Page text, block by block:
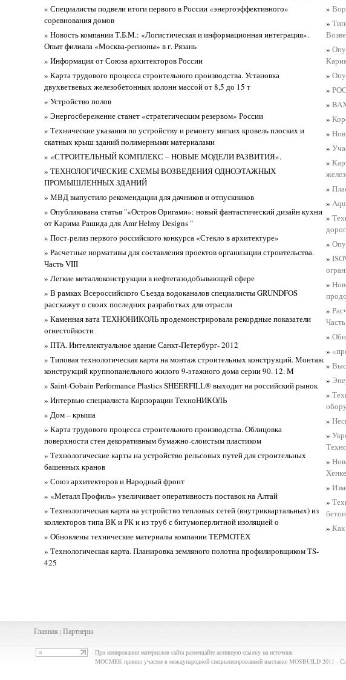
» Специалисты подвели итоги первого в России «энергоэффективного»
соревнования домов
» Новость компании Т.Б.М.: «Логистическая и информационная интеграция».
Опыт филиала «Москва-регионы» в г. Рязань
» Информация от Союза архитекторов России
» Карта трудового процесса строительного производства. Установка
двухветвевых железобетонных колонн массой от 8,5 до 15 т
» Устройство полов
» Энергосбережение станет «стратегическим резервом» России
» Технические указания по устройству и ремонту мягких кровель плоских и
скатных крыш зданий полимерными материалами
» «СТРОИТЕЛЬНЫЙ КОМПЛЕКС – НОВЫЕ МОДЕЛИ РАЗВИТИЯ».
» ТЕХНОЛОГИЧЕСКИЕ СХЕМЫ ВОЗВЕДЕНИЯ ОДНОЭТАЖНЫХ
ПРОМЫШЛЕННЫХ ЗДАНИЙ
» МВД выпустило рекомендации для дачников и отпускников
» Опубликована статья "«Остров Оригами»: новый фантастический дизайн кухни
от Карима Рашида для Amr Helmy Designs "
» Пост-релиз первого российского конкурса «Стекло в архитектуре»
» Расчетные нормативы для составления проектов организации строительства.
Часть VIII
» Легкие металлоконструкции в нефтегазодобывающей сфере
» В рамках Всероссийского Съезда водоканалов специалисты GRUNDFOS
расскажут о своих последних разработках для отрасли
» Каменная вата ТЕХНОНИКОЛЬ продемонстрировала рекордные показатели
огнестойкости
» ПТА. Интеллектуальное здание Санкт-Петербург- 2012
» Типовая технологическая карта на монтаж строительных конструкций. Монтаж
конструкций крупнопанельного жилого 9-этажного дома серии 90. 12. М
» Saint-Gobain Performance Plastics SHEERFILL® выходит на российский рынок
» Интервью специалиста Корпорации ТехноНИКОЛЬ
» Дом – крыша
» Карта трудового процесса строительного производства. Облицовка
поверхности стен декоративным бумажно-слоистым пластиком
» Технологические карты на устройство рельсовых путей для строительных
башенных кранов
» Союз архитекторов и Народный фронт
» «Металл Профиль» увеличивает оперативность поставок на Алтай
» Технологическая карта на устройство тепловых сетей (внутриквартальных) из
коллекторов типа ВК и РК и из труб с битумоперлитной изоляцией о
» Обновлены технические материалы компании ТЕРМОТЕХ
» Технологическая карта. Планировка земляного полотна профилировщиком TS-
425
»
»
»
»
»
»
»
»
»
»
»
»
»
дорог
»
»
»
»
»
»
»
»
»
»
»
»
»
»
» Как
Главная | Партнеры
При копировании материалов сайта размещайте активную ссылку на источник
МОСМЕК принял участие в международной специализированной выставке MOSBUILD 2011 -